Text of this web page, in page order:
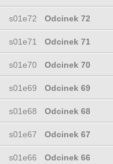
s01e72 Odcinek 72
s01e71 Odcinek 71
s01e70 Odcinek 70
s01e69 Odcinek 69
s01e68 Odcinek 68
s01e67 Odcinek 67
s01e66 Odcinek 66